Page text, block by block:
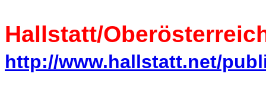
Hallstatt/
http://www.hallstatt.net/